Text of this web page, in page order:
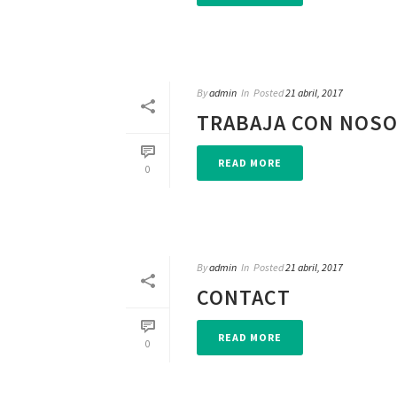
0
Byadmin In Posted21 abril, 2017
TRABAJA CON
READ MORE
0
Byadmin In Posted21 abril, 2017
CONTACT
READ MORE